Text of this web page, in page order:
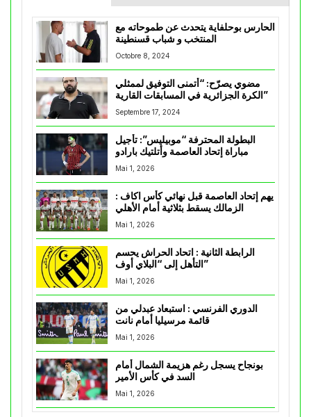
الحارس بوحلفاية يتحدث عن طموحاته مع
المنتخب و شباب قسنطينة
Octobre 8, 2024
مضوي يصرّح: “أتمنى التوفيق لممثلي
الكرة الجزائرية في المسابقات القارية”
Septembre 17, 2024
البطولة المحترفة “موبيليس”: تأجيل
مباراة إتحاد العاصمة وأتلتيك بارادو
Mai 1, 2026
يهم إتحاد العاصمة قبل نهائي كأس اكاف :
Mai 1, 2026
الرابطة الثانية : اتحاد الحراش يحسم
التأهل إلى “البلاي أوف”
Mai 1, 2026
الدوري الفرنسي : استبعاد عبدلي من
قائمة مرسيليا أمام نانت
Mai 1, 2026
بونجاح يسجل رغم هزيمة الشمال أمام
السد في كأس الأمير
Mai 1, 2026